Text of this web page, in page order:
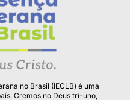
no Brasil (IECLB) é uma
Cremos no Deus tri-uno,